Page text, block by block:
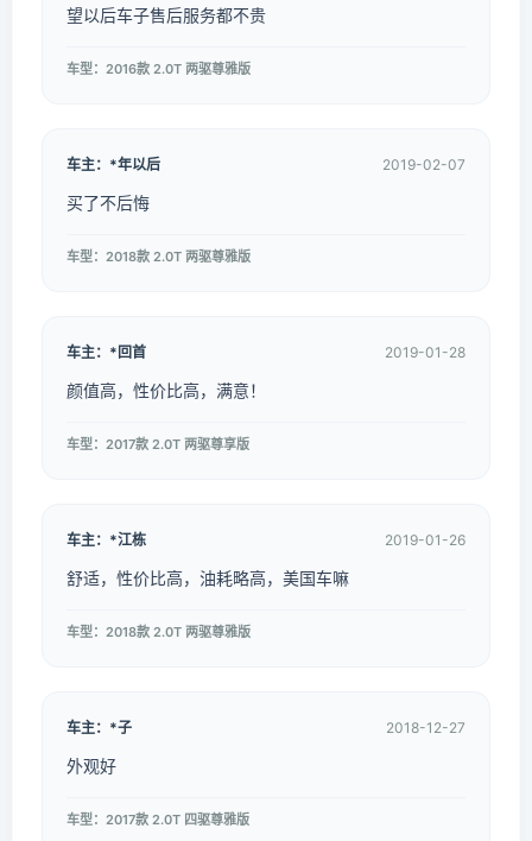
望以后车子售后服务都不贵
车型：2016款 2.0T 两驱尊雅版
车主：*年以后 2019-02-07
买了不后悔
车型：2018款 2.0T 两驱尊雅版
车主：*回首 2019-01-28
颜值高，性价比高，满意！
车型：2017款 2.0T 两驱尊享版
车主：*江栋 2019-01-26
舒适，性价比高，油耗略高，美国车嘛
车型：2018款 2.0T 两驱尊雅版
车主：*子 2018-12-27
外观好
车型：2017款 2.0T 四驱尊雅版